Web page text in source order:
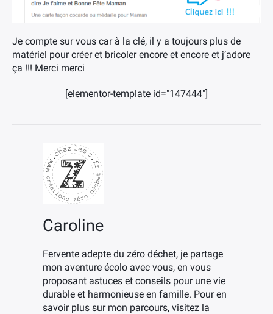
Je compte sur vous car à la clé, il y a toujours plus de
matériel pour créer et bricoler encore et encore et j’adore
ça !!! Merci merci
[elementor-template id="147444"]
Caroline
Fervente adepte du zéro déchet, je partage
mon aventure écolo avec vous, en vous
proposant astuces et conseils pour une vie
durable et harmonieuse en famille. Pour en
savoir plus sur mon parcours, visitez la